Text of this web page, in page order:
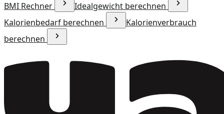
BMI Rechner
Idealgewicht berechnen
Kalorienbedarf berechnen
Kalorienverbrauch
berechnen